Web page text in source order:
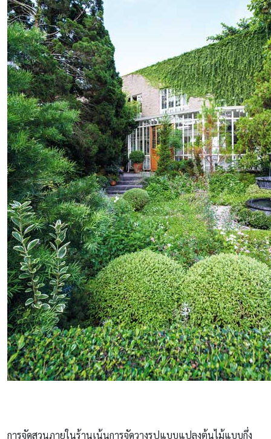
การจัดสวนภายในร้านเน้นการจัดวางรูปแบบแปลงต้นไม้แบบกึ่ง